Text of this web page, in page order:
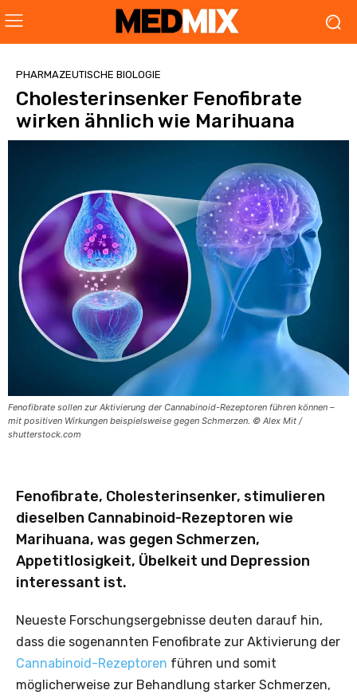
PHARMAZEUTISCHE BIOLOGIE
Cholesterinsenker Fenofibrate
wirken ähnlich wie Marihuana
Fenofibrate sollen zur Aktivierung der Cannabinoid-Rezeptoren führen können –
mit positiven Wirkungen beispielsweise gegen Schmerzen. © Alex Mit /
shutterstock.com
Fenofibrate, Cholesterinsenker, stimulieren
dieselben Cannabinoid-Rezeptoren wie
Marihuana, was gegen Schmerzen,
Appetitlosigkeit, Übelkeit und Depression
interessant ist.
Neueste Forschungsergebnisse deuten darauf hin,
dass die sogenannten Fenofibrate zur Aktivierung der
Cannabinoid-Rezeptoren führen und somit
möglicherweise zur Behandlung starker Schmerzen,